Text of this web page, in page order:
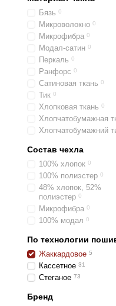
Бязь 0
Микроволокно 0
Микрофибра 0
Модал-сатин 0
Перкаль 0
Ранфорс 0
Сатиновая ткань 0
Тик 0
Хлопковая ткань 0
Хлопчатобумажная
Хлопчатобумажний
Состав чехла
100% хлопок 0
100% полиэстер 0
48% хлопок, 52%
полиэстер 0
Микрофибра 0
100% модал 0
По технологии
Жаккардовое 5
Кассетное 31
Стеганое 73
Бренд